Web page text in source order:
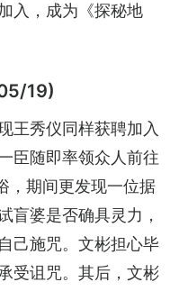
入，成为《探秘地
19)
王秀仪同样获聘加入
臣随即率领众人前往
，期间更发现一位据
盲婆是否确具灵力，
己施咒。文彬担心毕
受诅咒。其后，文彬